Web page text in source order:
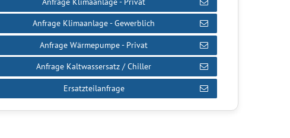
Anfrage Klimaanlage - Gewerblich
Anfrage Wärmepumpe - Privat
Anfrage Kaltwassersatz / Chiller
Ersatzteilanfrage